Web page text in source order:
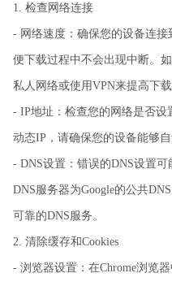
1. 检查网络连接
- 网络速度：确保您的设备连
便下载过程中不会出现中断。
私人网络或使用VPN来提高下载
- IP地址：检查您的网络是否
动态IP，请确保您的设备能够
- DNS设置：错误的DNS设置
DNS服务器为Google的公共
可靠的DNS服务。
2. 清除缓存和Cookies
- 浏览器设置：在Chrome浏览